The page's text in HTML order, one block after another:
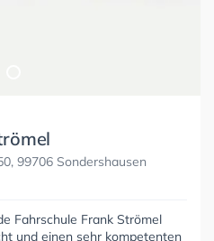
99706 Sondershausen
Fahrschule Frank Strömel
und einen sehr kompetenten